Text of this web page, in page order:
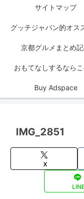
サイトマップ
グッチジャパン的オス
京都グルメまとめ
おもてなしするなら
Buy Adspace
IMG_2851
X